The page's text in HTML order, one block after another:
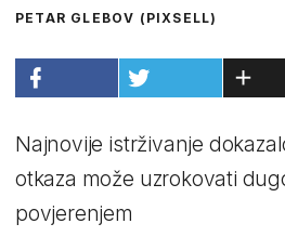
PETAR GLEBOV (PIXSELL)
Najnovije istrživanje
otkaza može uzrokovati
povjerenjem